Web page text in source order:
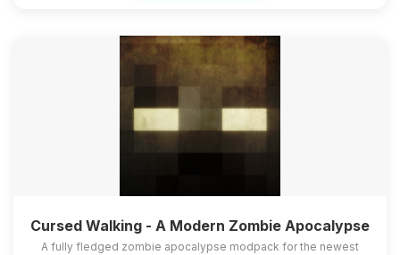
Cursed Walking - A Modern Zombie Apocalypse
A fully fledged zombie apocalypse modpack for the newest